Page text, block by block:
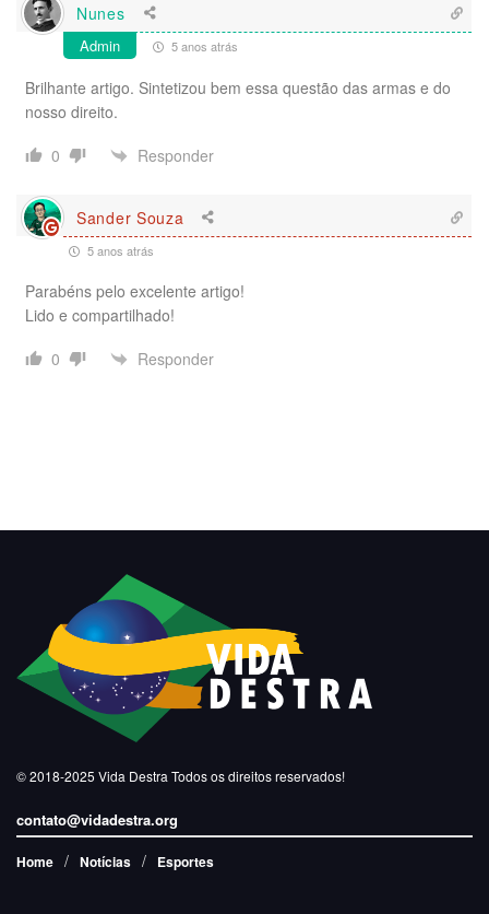
Nunes
Admin 5 anos atrás
Brilhante artigo. Sintetizou bem essa questão das armas e do
nosso direito.
0
Responder
Sander Souza
5 anos atrás
Parabéns pelo excelente artigo!
Lido e compartilhado!
0
Responder
© 2018-2025 Vida Destra Todos os direitos reservados!
contato@vidadestra.org
Home Notícias Esportes